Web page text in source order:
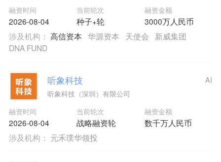
融资时间
2026-08-04
当前轮次
种子+轮
融资金额
3000万人民币
涉及机构： 高信资本 华源资本 天使会
新威集团
DNA FUND
听象科技
听象科技（深圳）有限公司
融资时间
2026-08-04
当前轮次
战略融资轮
融资金额
数千万人民币
AI
涉及机构： 元禾璞华领投